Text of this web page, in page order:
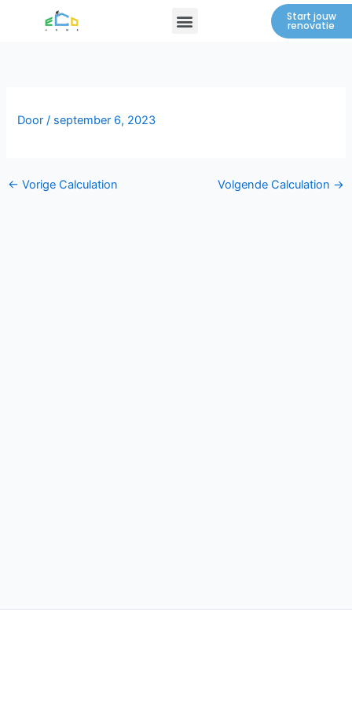
Menu Start jouw
renovatie
Door/ september 6, 2023
← Vorige Calculation Volgende Calculation →